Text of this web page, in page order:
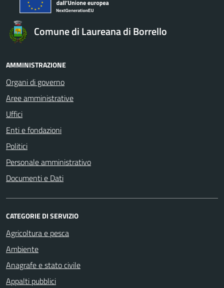
Comune di Laureana di Borrello
AMMINISTRAZIONE
Organi di governo
Aree amministrative
Uffici
Enti e fondazioni
Politici
Personale amministrativo
Documenti e Dati
CATEGORIE DI SERVIZIO
Agricoltura e pesca
Ambiente
Anagrafe e stato civile
Appalti pubblici